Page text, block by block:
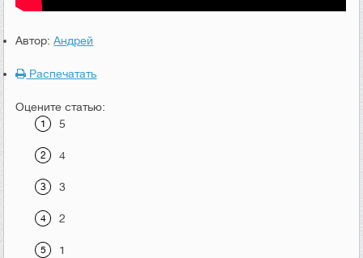
Автор:Андрей
Распечатать
Оцените статью:
5
4
3
2
1